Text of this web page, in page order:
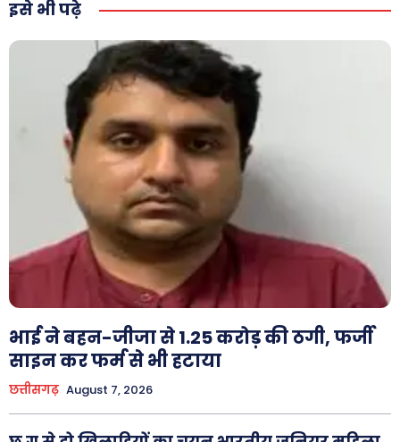
इसे भी पढ़े
भाई ने बहन-जीजा से 1.25 करोड़ की ठगी, फर्जी
साइन कर फर्म से भी हटाया
छत्तीसगढ़ August 7, 2026